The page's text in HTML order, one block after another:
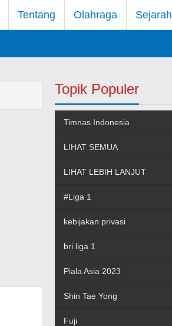
Tentang Olahraga Sejarah
Topik Populer
Timnas Indonesia
LIHAT SEMUA
LIHAT LEBIH LANJUT
#Liga 1
kebijakan privasi
bri liga 1
Piala Asia 2023
Shin Tae Yong
Fuji